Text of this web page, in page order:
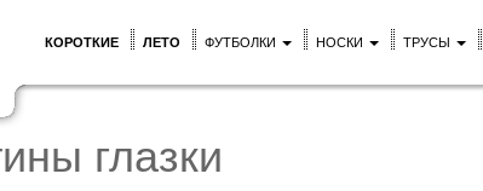
КОРОТКИЕ ЛЕТО ФУТБОЛКИ НОСКИ ТРУСЫ
глазки